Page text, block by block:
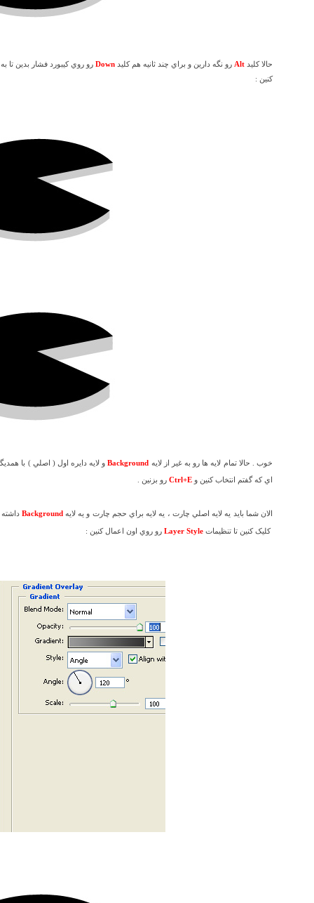
حالا کليد Alt رو نگه دارين و براي چند ثانيه هم کليد Down رو روي کيبورد فشار بدين تا
کنين :
خوب . حالا تمام لايه ها رو به غير از لايه Backgroundو لايه دايره اول ( اصلي ) با
اي که گفتم انتخاب کنين و Ctrl+E رو بزنين .
الان شما بايد يه لايه اصلي چارت ، يه لايه براي حجم چارت و يه لايهBackground
کليک کنين تا تنظيمات Layer Style رو روي اون اعمال کنين :